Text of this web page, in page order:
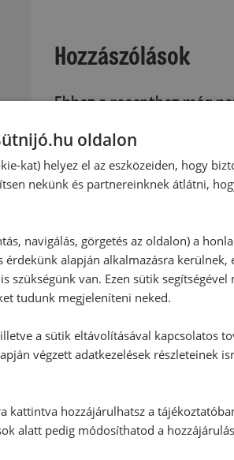
Hozzászólások
Ehhez a recepthez még
Hozzászólás
RECEPTAJÁNLÓ
oldalon
kat) helyez el az eszközeiden, hogy
nekünk és partnereinknek átlátni,
navigálás, görgetés az oldalon) a
alapján alkalmazásra kerülnek,
szükségünk van. Ezen sütik
tudunk megjeleníteni neked.
a sütik eltávolításával kapcsolatos
végzett adatkezelések részleteinek
kattintva hozzájárulhatsz a
alatt pedig módosíthatod a